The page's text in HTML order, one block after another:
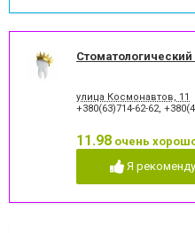
улица Космонавтов, 11
+380(63)714-62-62
11.98 очень
Я